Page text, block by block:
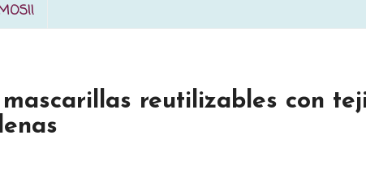
reutilizables con